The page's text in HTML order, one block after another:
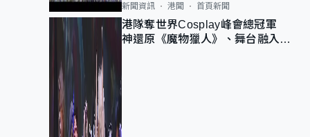
新聞資訊 港聞 首頁新聞
港隊奪世界Cosplay峰會總冠軍
神還原《魔物獵人》、舞台融入獅